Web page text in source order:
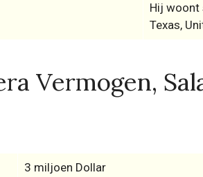
Hij woont
Texas,
Vermogen,
3 miljoen Dollar